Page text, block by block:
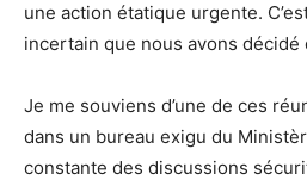
une action étatique urgente.
incertain que nous avons décidé
Je me souviens d’une de ces
dans un bureau exigu du
constante des discussions